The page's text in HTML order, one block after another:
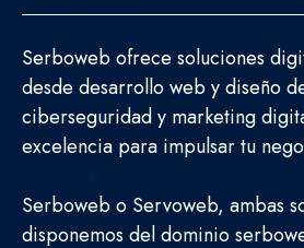
Serboweb ofrece soluciones
desde desarrollo web y diseño
ciberseguridad y marketing
excelencia para impulsar tu
Serboweb o Servoweb, ambas
disponemos del dominio